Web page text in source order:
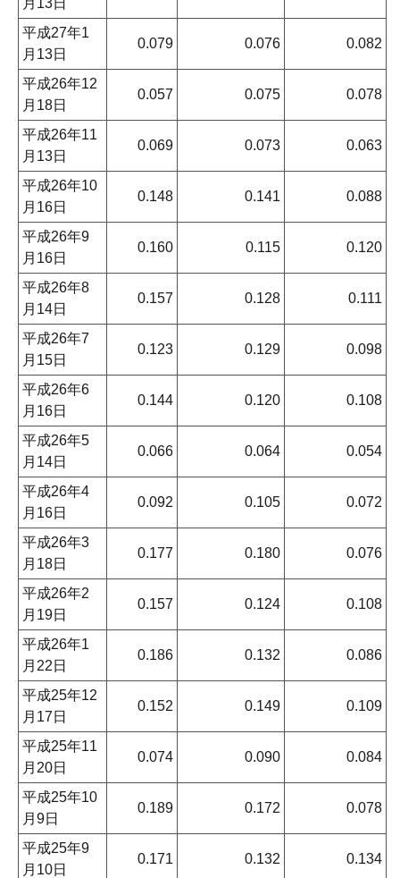
平成27年1
月13日
0.079 0.076 0.082
平成26年12
月18日
0.057 0.075 0.078
平成26年11
月13日
0.069 0.073 0.063
平成26年10
月16日
0.148 0.141 0.088
平成26年9
月16日
0.160 0.115 0.120
平成26年8
月14日
0.157 0.128 0.111
平成26年7
月15日
0.123 0.129 0.098
平成26年6
月16日
0.144 0.120 0.108
平成26年5
月14日
0.066 0.064 0.054
平成26年4
月16日
0.092 0.105 0.072
平成26年3
月18日
0.177 0.180 0.076
平成26年2
月19日
0.157 0.124 0.108
平成26年1
月22日
0.186 0.132 0.086
平成25年12
月17日
0.152 0.149 0.109
平成25年11
月20日
0.074 0.090 0.084
平成25年10
月9日
0.189 0.172 0.078
平成25年9
月10日
0.171 0.132 0.134